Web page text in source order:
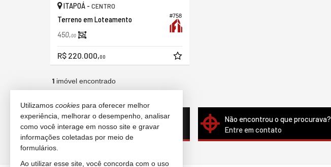
#758
ITAPOÁ - CENTRO
Terreno em Loteamento
450,00
R$ 220.000,00
1 imóvel encontrado
Quer vender seu imóvel?
Cadastre-se e anuncie conosco
Não encontrou o que procurava?
Entre em contato
Utilizamos cookies para oferecer melhor
experiência, melhorar o desempenho, analisar
como você interage em nosso site e gravar
informações coletadas por meio de
formulários.
Ao utilizar esse site, você concorda com o uso